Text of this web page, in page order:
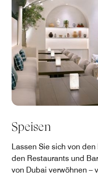
Speisen
Lassen Sie sich von
den Restaurants und
von Dubai verwöhnen –